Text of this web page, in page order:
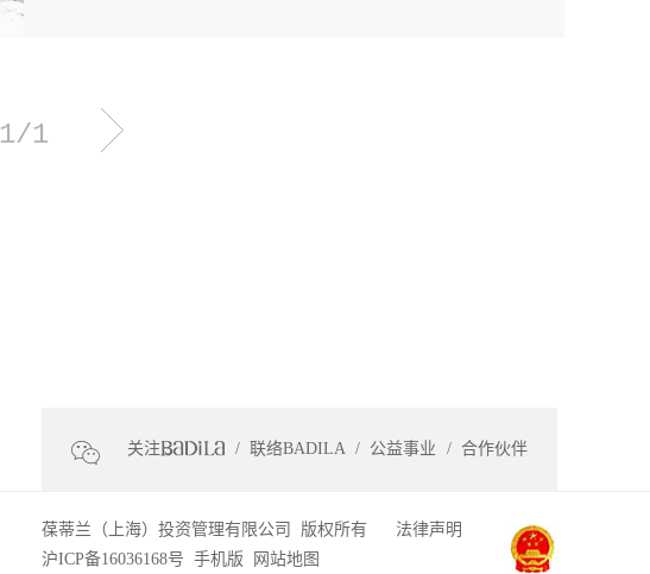
INVESTMENT MANAGEMENT CO.,LIMITED地址:上海市普
陀区光新路88号（中一国际）9层 Add: Putuo District of
1/1
关注 联络BADILA 公益事业 合作伙伴
葆蒂兰（上海）投资管理有限公司 版权所有
法律声明
沪ICP备16036168号 手机版 网站地图